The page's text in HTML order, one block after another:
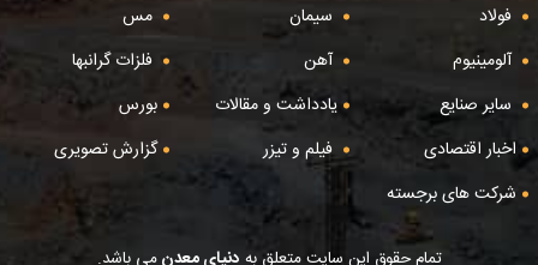
فولاد
سیمان
مس
آلومینیوم
آهن
فلزات گرانبها
سایر صنایع
یادداشت و مقالات
بورس
اخبار اقتصادی
فیلم و تیزر
گزارش تصویری
شرکت های برجسته
تمام حقوق این سایت متعلق به دنیای معدنمی باشد.